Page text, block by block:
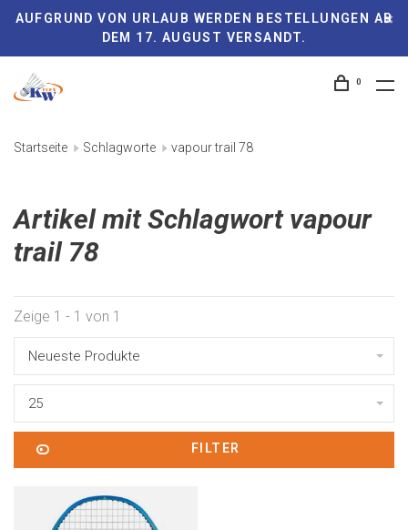
AUFGRUND VON URLAUB WERDEN BESTELLUNGEN AB
DEM 17. AUGUST VERSANDT.
0
Startseite Schlagworte vapour trail 78
Artikel mit Schlagwort vapour
trail 78
Zeige 1 - 1 von 1
Neueste Produkte
25
FILTER